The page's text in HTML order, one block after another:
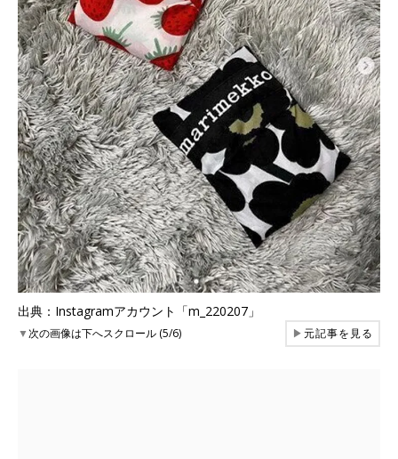
出典：Instagramアカウント「m_220207」
▼次の画像は下へスクロール (5/6) ▶元記事を見る